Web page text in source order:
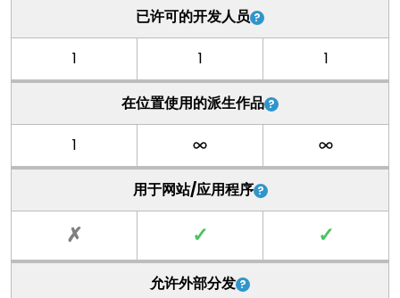
已许可的开发人员
1 1 1
在位置使用的派生作品
1
用于网站/应用程序
✗ ✓ ✓
允许外部分发